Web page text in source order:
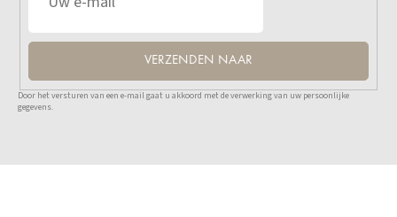
VERZENDEN NAAR
Door het versturen van een e-mail gaat u akkoord met de verwerking van uw persoonlijke
gegevens.